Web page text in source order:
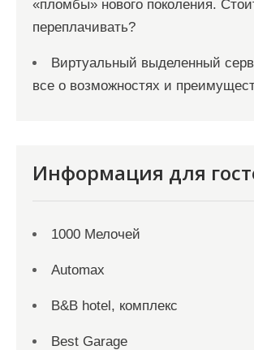
«пломбы» нового поколения.
переплачивать?
Виртуальный выделенный
все о возможностях и
Информация для
1000 Мелочей
Automax
B&B hotel, комплекс
Best Garage